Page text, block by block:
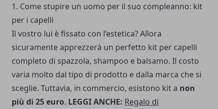
1. Come stupire un uomo per il suo compleanno: kit
per i capelli
Il vostro lui è fissato con l’estetica? Allora
sicuramente apprezzerà un perfetto kit per capelli
completo di spazzola, shampoo e balsamo. Il costo
varia molto dal tipo di prodotto e dalla marca che si
sceglie. Tuttavia, in commercio, esistono kit a non
più di 25 euro. LEGGI ANCHE: Regalo di